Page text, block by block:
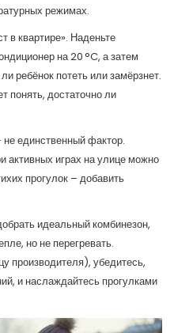
режимах.
в квартире». Наденьте
на 20 °C, а затем
ребёнок потеть или замёрзнет.
понять, достаточно ли
единственный фактор.
активных играх на улице можно
прогулок – добавить
идеальный комбинезон,
но не перегревать.
производителя), убедитесь,
и наслаждайтесь прогулками